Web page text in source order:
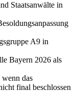
Staatsanwälte in
A9 in
Bayern 2026 als
das
final beschlossen